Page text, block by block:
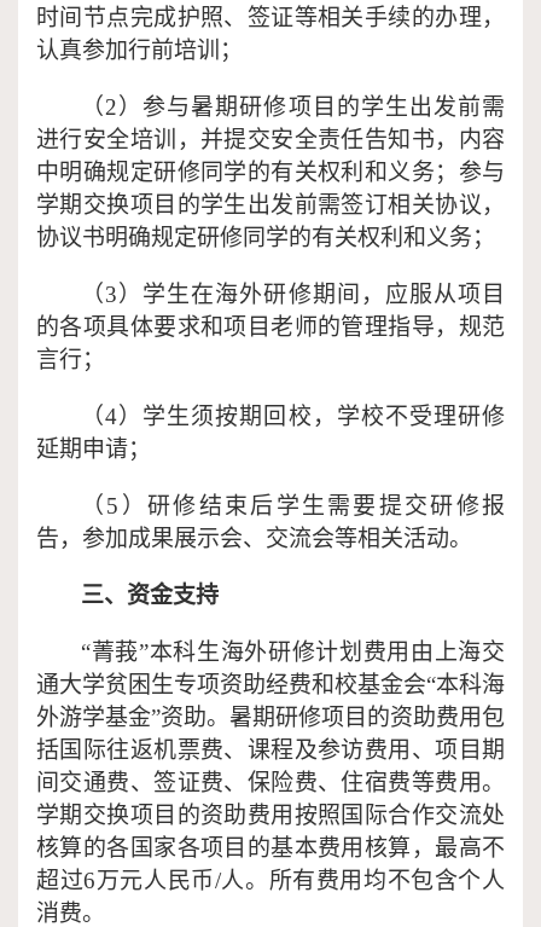
时间节点完成护照、签证等相关手续的办理，
认真参加行前培训；
（2）参与暑期研修项目的学生出发前需
进行安全培训，并提交安全责任告知书，内容
中明确规定研修同学的有关权利和义务；参与
学期交换项目的学生出发前需签订相关协议，
协议书明确规定研修同学的有关权利和义务；
（3）学生在海外研修期间，应服从项目
的各项具体要求和项目老师的管理指导，规范
言行；
（4）学生须按期回校，学校不受理研修
延期申请；
（ 5）研修结束后学生需要提交研修报
告，参加成果展示会、交流会等相关活动。
三、资金支持
“菁莪”本科生海外研修计划费用由上海交
通大学贫困生专项资助经费和校基金会“本科海
外游学基金”资助。暑期研修项目的资助费用包
括国际往返机票费、课程及参访费用、项目期
间交通费、签证费、保险费、住宿费等费用。
学期交换项目的资助费用按照国际合作交流处
核算的各国家各项目的基本费用核算，最高不
超过6万元人民币/人。所有费用均不包含个人
消费。